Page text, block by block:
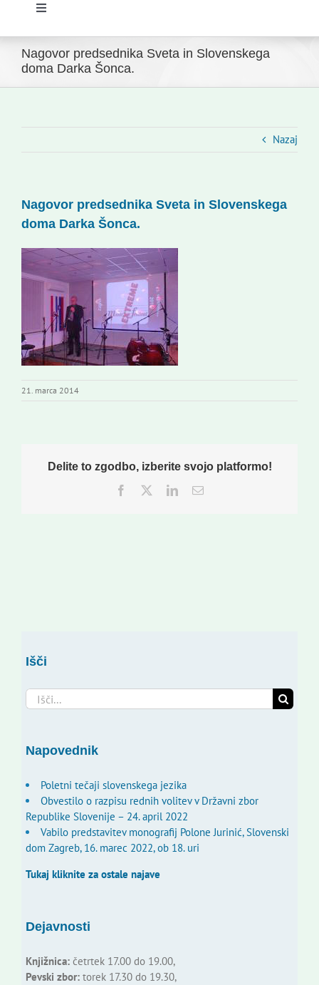
Toggle
Domov
Novice
Kontakti
Novi odmev – naše glasilo
Založništvo
Nagovor predsednika Sveta in Slovenskega
doma Darka Šonca.
Nazaj
Nagovor predsednika Sveta in Slovenskega
doma Darka Šonca.
21. marca 2014
Delite to zgodbo, izberite svojo platformo!
Facebook
TwitterLinkedInEmail
Išči
Search
for:
Napovednik
Poletni tečaji slovenskega jezika
Obvestilo o razpisu rednih volitev v Državni zbor
Republike Slovenije – 24. april 2022
Vabilo predstavitev monografij Polone Jurinić, Slovenski
dom Zagreb, 16. marec 2022, ob 18. uri
Tukaj kliknite za ostale najave
Dejavnosti
Knjižnica:četrtek 17.00 do 19.00,
Pevski zbor:torek 17.30 do 19.30,